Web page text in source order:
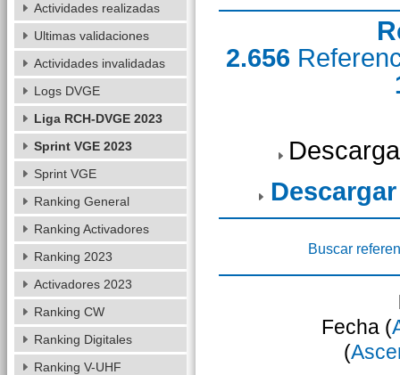
2.656
Buscar
Fecha (
(
Actividades realizadas
Ultimas validaciones
Actividades invalidadas
Logs DVGE
Liga RCH-DVGE 2023
Sprint VGE 2023
Sprint VGE
Ranking General
Ranking Activadores
Ranking 2023
Activadores 2023
Ranking CW
Ranking Digitales
Ranking V-UHF